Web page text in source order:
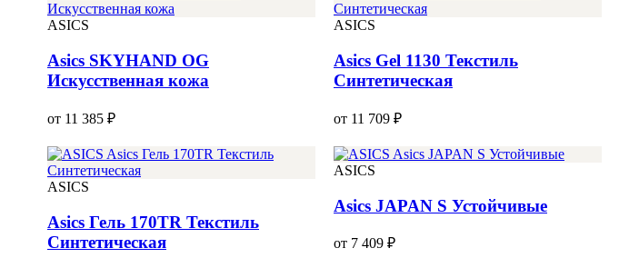
ASICS
Asics SKYHAND OG
Искусственная кожа
от 11 385 ₽
ASICS
Asics Gel 1130 Текстиль
Синтетическая
от 11 709 ₽
ASICS
Asics Гель 170TR Текстиль
Синтетическая
ASICS
Asics JAPAN S Устойчивые
от 7 409 ₽